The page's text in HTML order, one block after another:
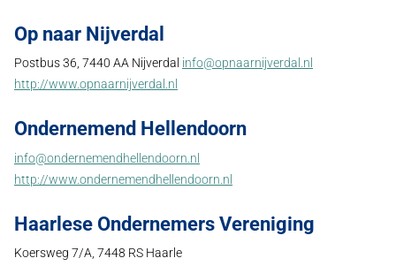
Op naar Nijverdal
Postbus 36, 7440 AA Nijverdal info@opnaarnijverdal.nl
http://www.opnaarnijverdal.nl
Ondernemend Hellendoorn
info@ondernemendhellendoorn.nl
http://www.ondernemendhellendoorn.nl
Haarlese Ondernemers Vereniging
Koersweg 7/A, 7448 RS Haarle